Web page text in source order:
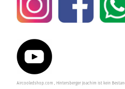
Aircooledshop.com , Hintersberger Joachim ist kein